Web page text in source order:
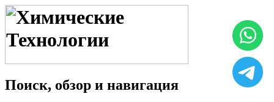
Поиск, обзор и навигация